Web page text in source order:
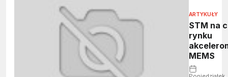
ARTYKUŁY
STM na
rynku
MEMS